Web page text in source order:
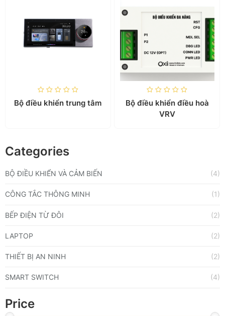
Categories
BỘ ĐIỀU KHIỂN VÀ CẢM BIẾN (4)
CÔNG TẮC THÔNG MINH (1)
BẾP ĐIỆN TỪ ĐÔI (2)
LAPTOP (2)
THIẾT BỊ AN NINH (2)
SMART SWITCH (4)
Price
Bộ điều khiển trung tâm
Bộ điều khiển điều hoà
VRV